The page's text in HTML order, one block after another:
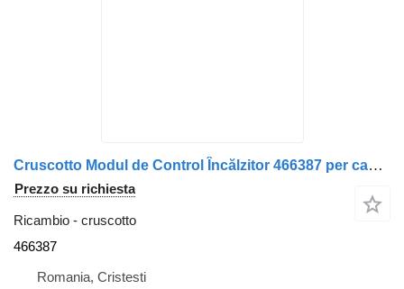
Cruscotto Modul de Control Încălzitor 466387 per camion Webasto Volvo
Prezzo su richiesta
Ricambio - cruscotto
466387
Romania, Cristesti